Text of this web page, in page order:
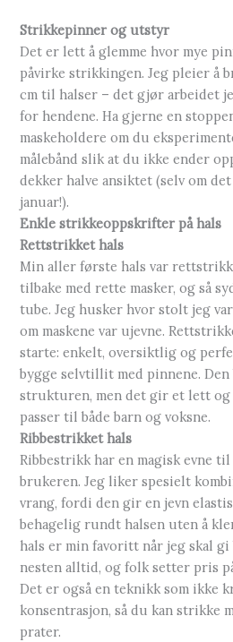
Strikkepinner og utstyr
Det er lett å glemme hvor mye
påvirke strikkingen. Jeg pleier å
cm til halser – det gjør arbeidet
for hendene. Ha gjerne en
maskeholdere om du
målebånd slik at du ikke ender
dekker halve ansiktet (selv om
januar!).
Enkle strikkeoppskrifter på hals
Rettstrikket hals
Min aller første hals var
tilbake med rette masker, og så
tube. Jeg husker hvor stolt jeg
om maskene var ujevne.
starte: enkelt, oversiktlig og
bygge selvtillit med pinnene.
strukturen, men det gir et lett
passer til både barn og voksne.
Ribbestrikket hals
Ribbestrikk har en magisk evne til
brukeren. Jeg liker spesielt
vrang, fordi den gir en jevn
behagelig rundt halsen uten å
hals er min favoritt når jeg skal
nesten alltid, og folk setter pris
Det er også en teknikk som ikke
konsentrasjon, så du kan strikke
prater.